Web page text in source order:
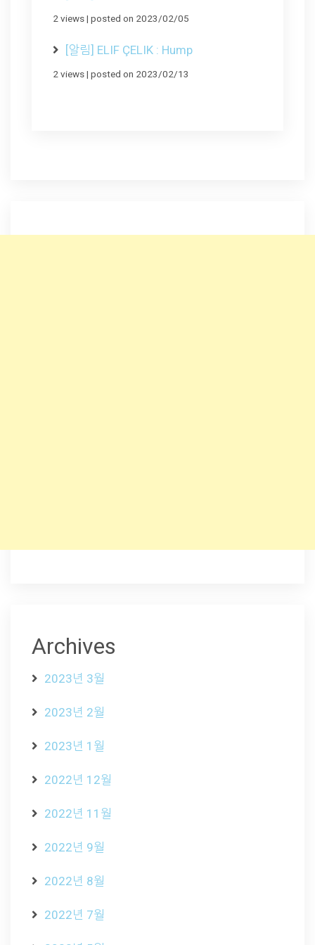
2 views| posted on 2023/02/05
[알림] ELIF ÇELIK : Hump
2 views| posted on 2023/02/13
Archives
2023년 3월
2023년 2월
2023년 1월
2022년 12월
2022년 11월
2022년 9월
2022년 8월
2022년 7월